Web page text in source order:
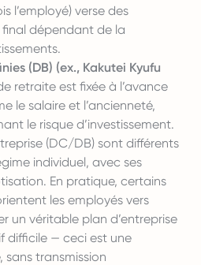
l’employé) verse des
dépendant de la
(DB) (ex., Kakutei Kyufu
retraite est fixée à l’avance
le salaire et l’ancienneté,
le risque d’investissement.
(DC/DB) sont différents
individuel, avec ses
En pratique, certains
les employés vers
un véritable plan d’entreprise
difficile — ceci est une
transmission